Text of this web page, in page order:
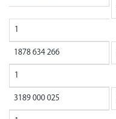
1
1878 634 266
1
3189 000 025